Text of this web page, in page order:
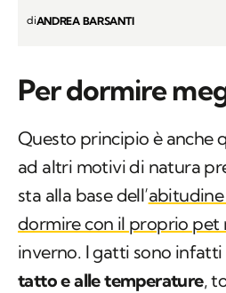
diANDREA BARSANTI
Per dormire
Questo principio è anche
ad altri motivi di natura
sta alla base dell’
dormire con il proprio pet
inverno. I gatti sono infatti
tatto e alle temperature,